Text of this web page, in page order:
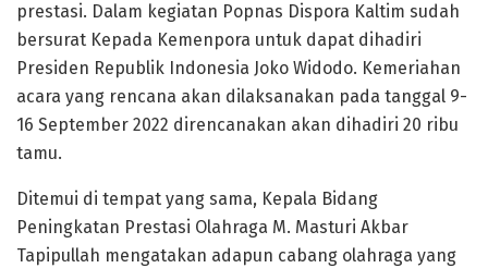
prestasi. Dalam kegiatan Popnas Dispora Kaltim sudah
bersurat Kepada Kemenpora untuk dapat dihadiri
Presiden Republik Indonesia Joko Widodo. Kemeriahan
acara yang rencana akan dilaksanakan pada tanggal 9-
16 September 2022 direncanakan akan dihadiri 20 ribu
tamu.
Ditemui di tempat yang sama, Kepala Bidang
Peningkatan Prestasi Olahraga M. Masturi Akbar
Tapipullah mengatakan adapun cabang olahraga yang